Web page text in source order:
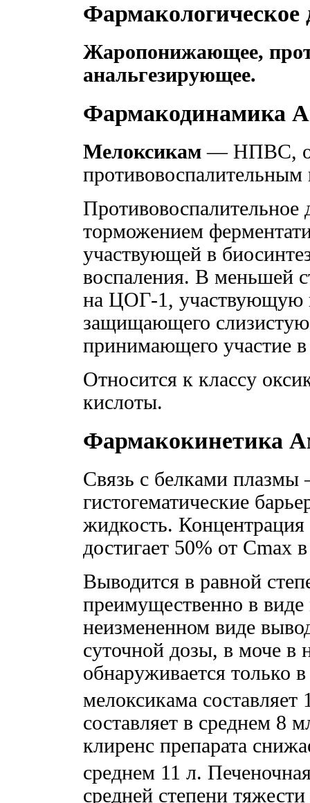
Фармакологическое
Жаропонижающее,
анальгезирующее.
Фармакодинамика
Мелоксикам — НПВС,
Противовоспалительное
торможением
участвующей в
воспаления. В меньшей
на ЦОГ-1, участвующую
защищающего
принимающего участие в
Относится к классу
кислоты.
Фармакокинетика
Связь с белками
гистогематические
жидкость.
достигает 50% от Cmax
Выводится в равной
преимущественно в
неизмененном виде
суточной дозы, в моче в
обнаруживается только
мелоксикама
составляет в среднем 8
клиренс препарата
среднем 11 л.
средней степени